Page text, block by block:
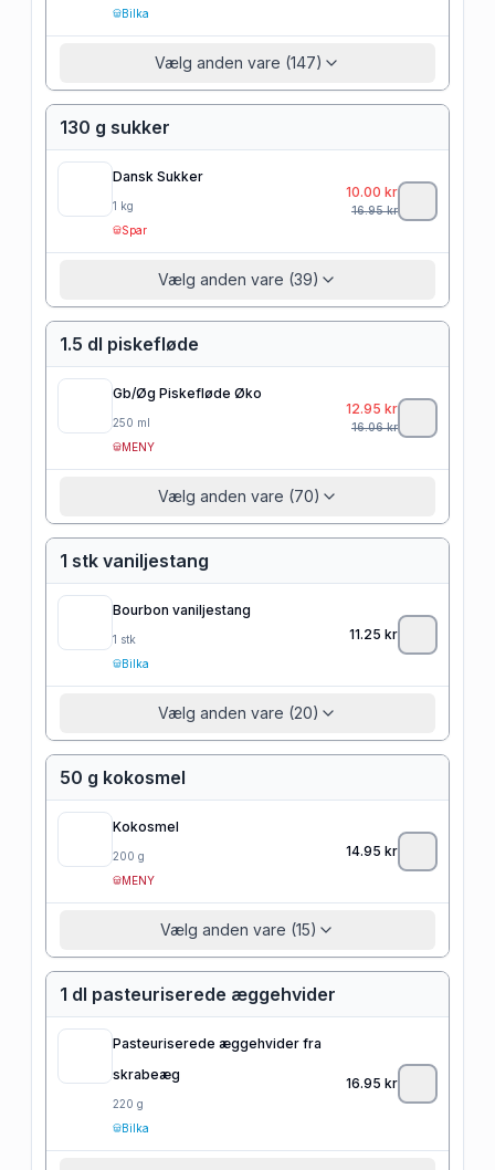
Bilka
Vælg anden vare (147)
130 g sukker
Dansk Sukker
1 kg
Spar
10.00 kr
16.95kr
Vælg anden vare (39)
1.5 dl piskefløde
Gb/Øg Piskefløde Øko
250 ml
MENY
12.95 kr
16.06kr
Vælg anden vare (70)
1 stk vaniljestang
Bourbon vaniljestang
1 stk
Bilka
11.25 kr
Vælg anden vare (20)
50 g kokosmel
Kokosmel
200 g
MENY
14.95 kr
Vælg anden vare (15)
1 dl pasteuriserede æggehvider
Pasteuriserede æggehvider fra
skrabeæg
220 g
Bilka
16.95 kr